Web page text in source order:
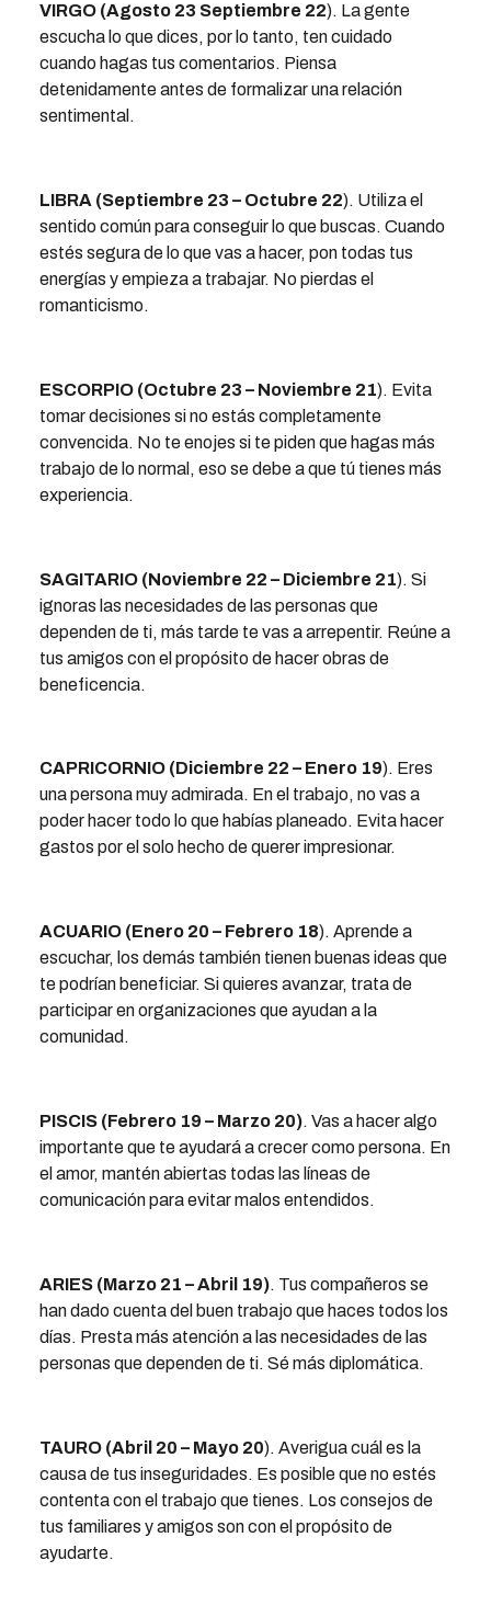
VIRGO (Agosto 23 Septiembre 22). La gente
escucha lo que dices, por lo tanto, ten cuidado
cuando hagas tus comentarios. Piensa
detenidamente antes de formalizar una relación
sentimental.
LIBRA (Septiembre 23 – Octubre 22). Utiliza el
sentido común para conseguir lo que buscas. Cuando
estés segura de lo que vas a hacer, pon todas tus
energías y empieza a trabajar. No pierdas el
romanticismo.
ESCORPIO (Octubre 23 – Noviembre 21). Evita
tomar decisiones si no estás completamente
convencida. No te enojes si te piden que hagas más
trabajo de lo normal, eso se debe a que tú tienes más
experiencia.
SAGITARIO (Noviembre 22 – Diciembre 21). Si
ignoras las necesidades de las personas que
dependen de ti, más tarde te vas a arrepentir. Reúne a
tus amigos con el propósito de hacer obras de
beneficencia.
CAPRICORNIO (Diciembre 22 – Enero 19). Eres
una persona muy admirada. En el trabajo, no vas a
poder hacer todo lo que habías planeado. Evita hacer
gastos por el solo hecho de querer impresionar.
ACUARIO (Enero 20 – Febrero 18). Aprende a
escuchar, los demás también tienen buenas ideas que
te podrían beneficiar. Si quieres avanzar, trata de
participar en organizaciones que ayudan a la
comunidad.
PISCIS (Febrero 19 – Marzo 20). Vas a hacer algo
importante que te ayudará a crecer como persona. En
el amor, mantén abiertas todas las líneas de
comunicación para evitar malos entendidos.
ARIES (Marzo 21 – Abril 19). Tus compañeros se
han dado cuenta del buen trabajo que haces todos los
días. Presta más atención a las necesidades de las
personas que dependen de ti. Sé más diplomática.
TAURO (Abril 20 – Mayo 20). Averigua cuál es la
causa de tus inseguridades. Es posible que no estés
contenta con el trabajo que tienes. Los consejos de
tus familiares y amigos son con el propósito de
ayudarte.